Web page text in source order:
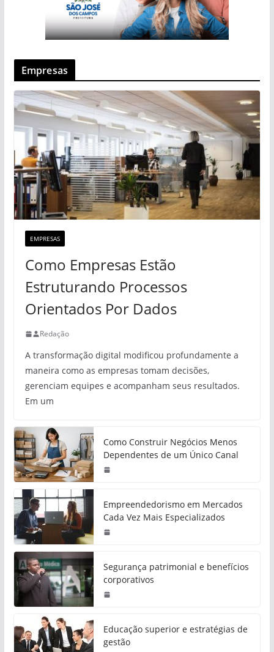
Empresas
EMPRESAS
Como Empresas Estão
Estruturando Processos
Orientados Por Dados
Redação
A transformação digital modificou profundamente a
maneira como as empresas tomam decisões,
gerenciam equipes e acompanham seus resultados.
Em um
Como Construir Negócios Menos
Dependentes de um Único Canal
Empreendedorismo em Mercados
Cada Vez Mais Especializados
Segurança patrimonial e benefícios
corporativos
Educação superior e estratégias de
gestão